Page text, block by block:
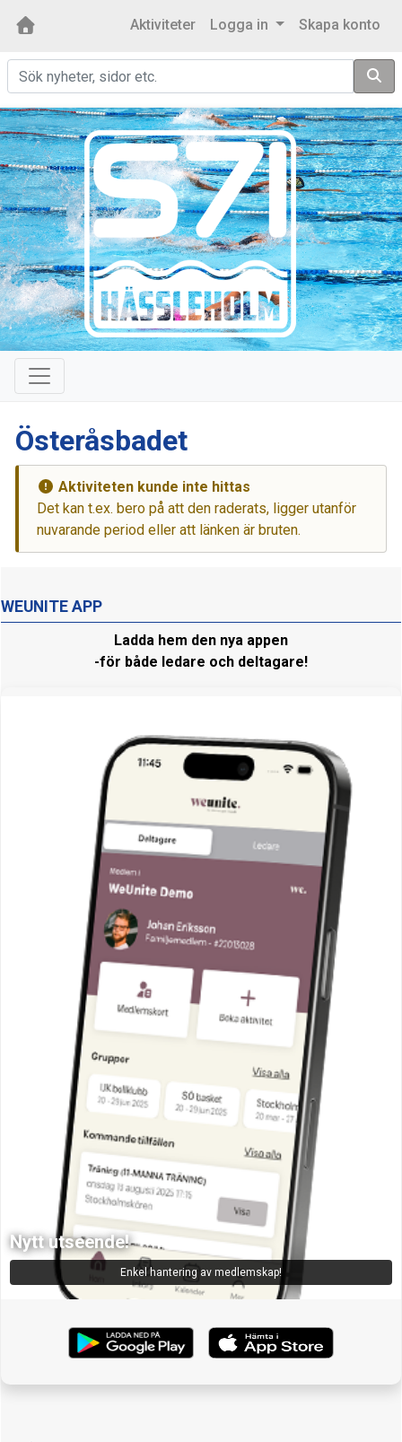
Aktiviteter Logga in Skapa konto
Sök
WEUNITE APP
Ladda hem den nya appen
-för både ledare och deltagare!
Nytt utseende!
Enkel hantering av medlemskap!
Österåsbadet
Aktiviteten kunde inte hittas
Det kan t.ex. bero på att den raderats, ligger utanför
nuvarande period eller att länken är bruten.